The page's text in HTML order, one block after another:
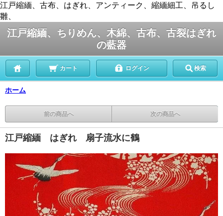
江戸縮緬、古布、はぎれ、アンティーク、縮緬細工、吊るし
雛、
江戸縮緬、ちりめん、木綿、古布、古裂はぎれ
の藍器
カート ログイン 検索
ホーム
前の商品へ 次の商品へ
江戸縮緬 はぎれ 扇子流水に鶴